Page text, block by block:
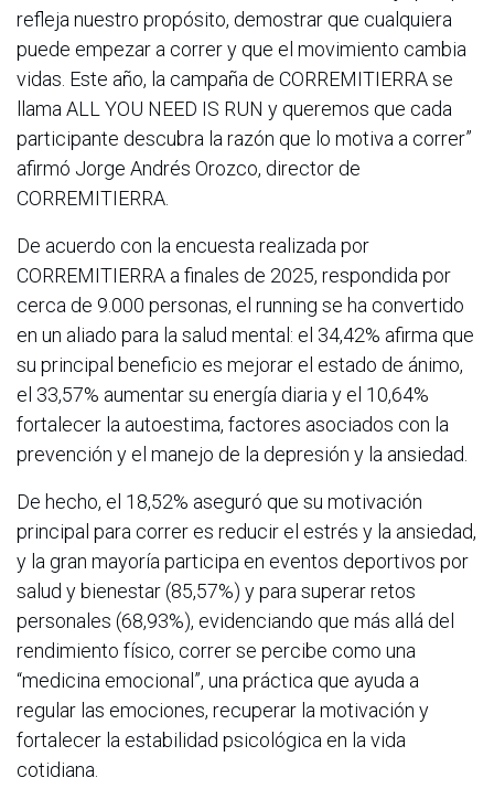
refleja nuestro propósito, demostrar que cualquiera
puede empezar a correr y que el movimiento cambia
vidas. Este año, la campaña de CORREMITIERRA se
llama ALL YOU NEED IS RUN y queremos que cada
participante descubra la razón que lo motiva a correr”
afirmó Jorge Andrés Orozco, director de
CORREMITIERRA.
De acuerdo con la encuesta realizada por
CORREMITIERRA a finales de 2025, respondida por
cerca de 9.000 personas, el running se ha convertido
en un aliado para la salud mental: el 34,42% afirma que
su principal beneficio es mejorar el estado de ánimo,
el 33,57% aumentar su energía diaria y el 10,64%
fortalecer la autoestima, factores asociados con la
prevención y el manejo de la depresión y la ansiedad.
De hecho, el 18,52% aseguró que su motivación
principal para correr es reducir el estrés y la ansiedad,
y la gran mayoría participa en eventos deportivos por
salud y bienestar (85,57%) y para superar retos
personales (68,93%), evidenciando que más allá del
rendimiento físico, correr se percibe como una
“medicina emocional”, una práctica que ayuda a
regular las emociones, recuperar la motivación y
fortalecer la estabilidad psicológica en la vida
cotidiana.